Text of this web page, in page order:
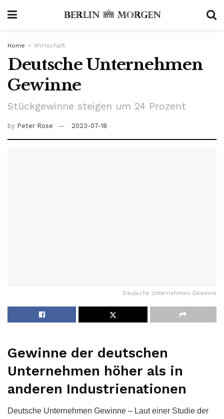
Home Wirtschaft
Deutsche Unternehmen
Gewinne
Stückgewinne steigen um 24 Prozent
by Peter Rose 2023-07-18
Deutsche Unternehmen Gewinne
Gewinne der deutschen
Unternehmen höher als in
anderen Industrienationen
Deutsche Unternehmen Gewinne – Laut einer Studie der